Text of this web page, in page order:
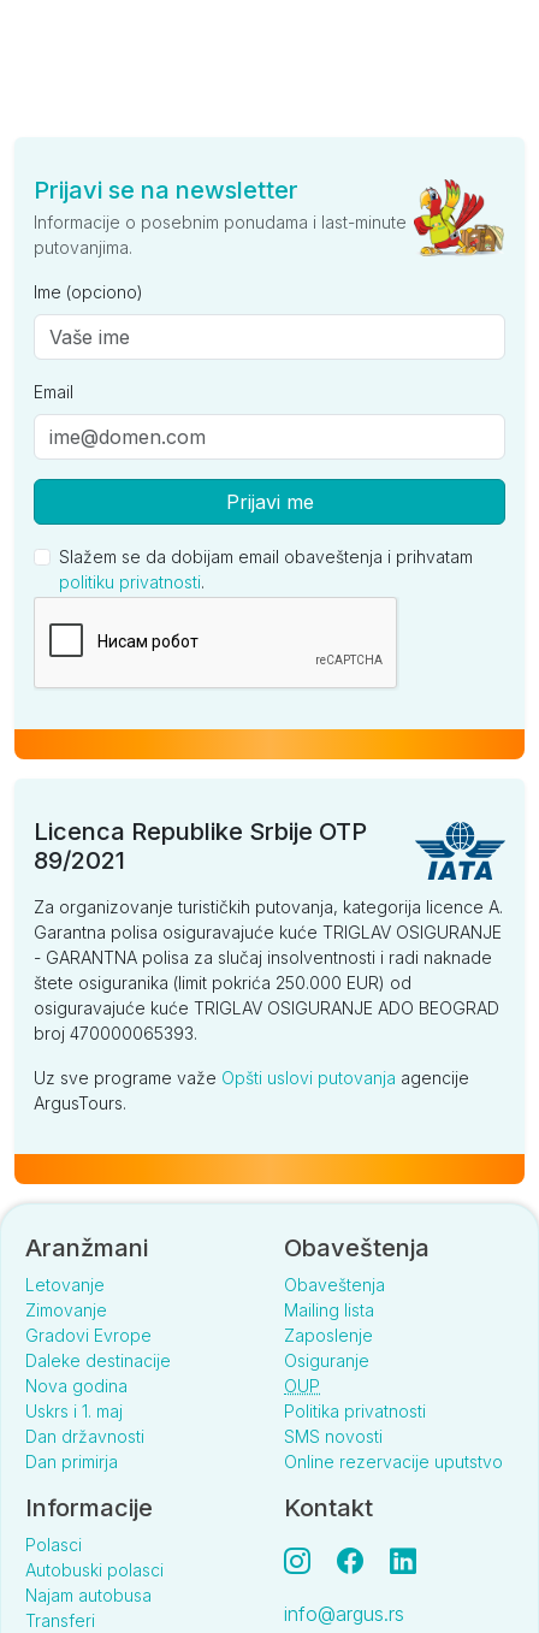
Prijavi se na newsletter
Informacije o posebnim ponudama i last-minute
putovanjima.
Ime (opciono)
Email
Prijavi me
Slažem se da dobijam email obaveštenja i prihvatam
politiku privatnosti.
Licenca Republike Srbije OTP
89/2021
Za organizovanje turističkih putovanja, kategorija licence A.
Garantna polisa osiguravajuće kuće TRIGLAV OSIGURANJE
- GARANTNA polisa za slučaj insolventnosti i radi naknade
štete osiguranika (limit pokrića 250.000 EUR) od
osiguravajuće kuće TRIGLAV OSIGURANJE ADO BEOGRAD
broj 470000065393.
Uz sve programe važe Opšti uslovi putovanja agencije
ArgusTours.
Aranžmani
Letovanje
Zimovanje
Gradovi Evrope
Daleke destinacije
Nova godina
Uskrs i 1. maj
Dan državnosti
Dan primirja
Obaveštenja
Obaveštenja
Mailing lista
Zaposlenje
Osiguranje
OUP
Politika privatnosti
SMS novosti
Online rezervacije uputstvo
Informacije
Polasci
Autobuski polasci
Najam autobusa
Transferi
Kontakt
info@argus.rs